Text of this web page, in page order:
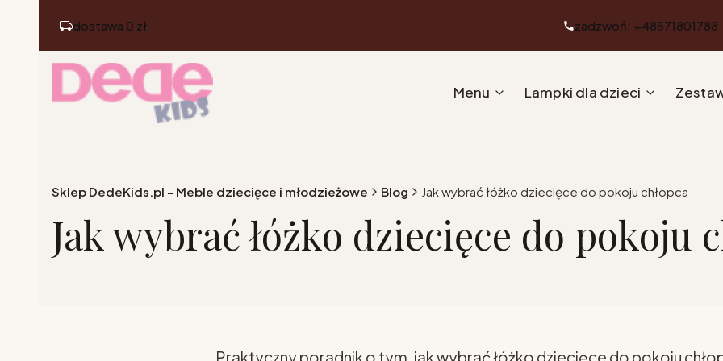
dostawa 0 zł zadzwoń: +48571801788
Menu Lampki dla dzieci
Sklep DedeKids.pl - Meble dziecięce i młodzieżowe Blog Jak wybrać łóżko dziecięce do pokoju chłopca
Jak wybrać łóżko dziecięce do pokoju
Praktyczny poradnik o tym, jak wybrać łóżko dziecięce do pokoju